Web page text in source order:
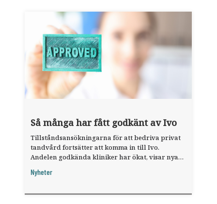
Så många har fått godkänt av Ivo
Tillståndsansökningarna för att bedriva privat
tandvård fortsätter att komma in till Ivo.
Andelen godkända kliniker har ökat, visar nya
Nyheter